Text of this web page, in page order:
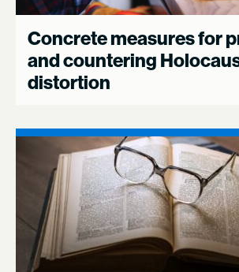
Concrete measures for
and countering
distortion